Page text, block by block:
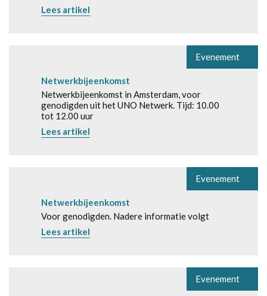
Lees artikel
Evenement
Netwerkbijeenkomst
Netwerkbijeenkomst in Amsterdam, voor
genodigden uit het UNO Netwerk. Tijd: 10.00
tot 12.00 uur
Lees artikel
Evenement
Netwerkbijeenkomst
Voor genodigden. Nadere informatie volgt
Lees artikel
Evenement